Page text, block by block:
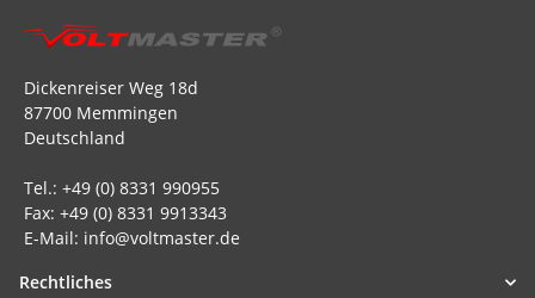
Dickenreiser Weg 18d
87700 Memmingen
Deutschland
Tel.: +49 (0) 8331 990955
Fax: +49 (0) 8331 9913343
E-Mail: info@voltmaster.de
Rechtliches